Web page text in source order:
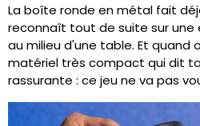
La boîte ronde en métal fait
reconnaît tout de suite sur une
au milieu d'une table. Et quand
matériel très compact qui dit
rassurante : ce jeu ne va pas